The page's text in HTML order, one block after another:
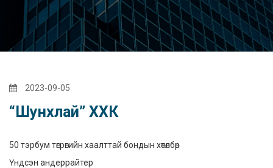
2023-09-05
“Шунхлай” ХХК
50 тэрбум төгрөгийн хаалттай бондын хөтөлбөр
Үндсэн андеррайтер